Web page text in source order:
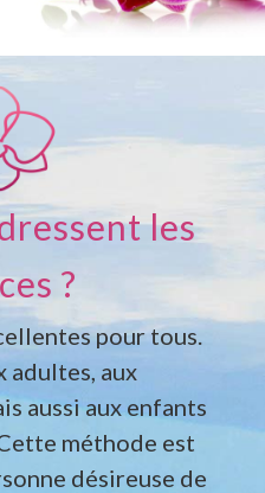
les
?
pour tous.
adultes, aux
aussi aux enfants
méthode est
désireuse de